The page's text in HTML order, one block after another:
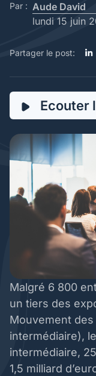
Par : Aude David
lundi 15 juin
Partager le post:
Ecouter
Malgré 6 800
un tiers des
Mouvement
intermédiaire),
intermédiaire,
1,5 milliard